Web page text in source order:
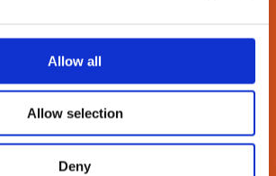
Allow all
Allow selection
Deny
LÆS MERE